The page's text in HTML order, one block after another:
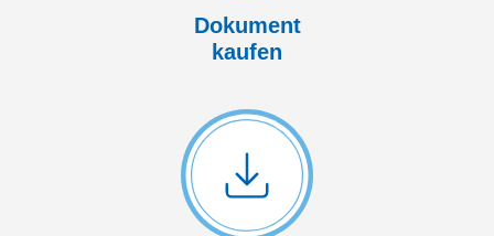
Dokument
kaufen